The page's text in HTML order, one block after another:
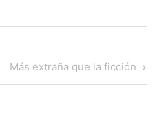
Next
Post
Más extraña que la ficción